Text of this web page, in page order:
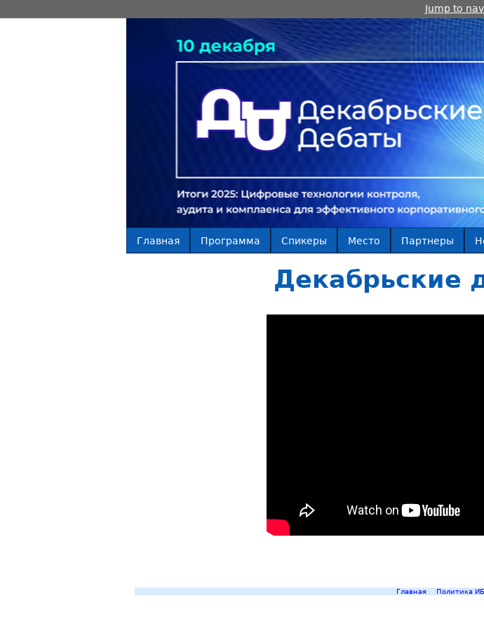
Jump to
Главная Программа Спикеры Место Партнеры
Декабрьские
Главная Политика ИБ